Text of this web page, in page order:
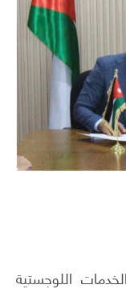
اللوجستية